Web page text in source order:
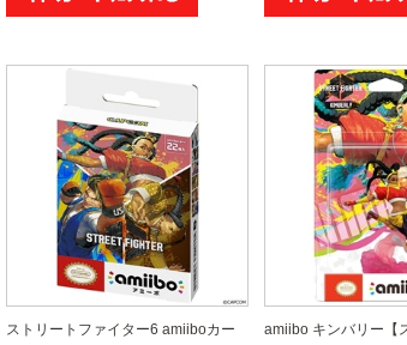
ストリートファイター6 amiiboカー
amiibo キンバリー【